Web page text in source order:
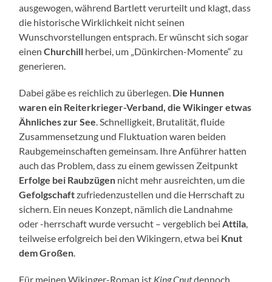
ausgewogen, während Bartlett verurteilt und klagt, dass
die historische Wirklichkeit nicht seinen
Wunschvorstellungen entsprach. Er wünscht sich sogar
einenChurchill herbei, um „Dünkirchen-Momente“ zu
generieren.
Dabei gäbe es reichlich zu überlegen. Die Hunnen
waren ein Reiterkrieger-Verband, die Wikinger etwas
Ähnliches zur See. Schnelligkeit, Brutalität, fluide
Zusammensetzung und Fluktuation waren beiden
Raubgemeinschaften gemeinsam. Ihre Anführer hatten
auch das Problem, dass zu einem gewissen Zeitpunkt
Erfolge bei Raubzügen nicht mehr ausreichten, um die
Gefolgschaftzufriedenzustellen und die Herrschaft zu
sichern. Ein neues Konzept, nämlich die Landnahme
oder -herrschaft wurde versucht – vergeblich beiAttila,
teilweise erfolgreich bei den Wikingern, etwa bei Knut
dem Großen.
Für meinen Wikinger-Roman ist King Cnutdennoch